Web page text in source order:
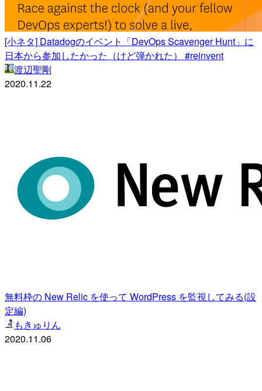
[小ネタ] Datadogのイベント「DevOps Scavenger Hunt」に
日本から参加したかった（けど弾かれた） #reinvent
渡辺聖剛
2020.11.22
無料枠の New Relic を使って WordPress を監視してみる(設
定編)
もきゅりん
2020.11.06